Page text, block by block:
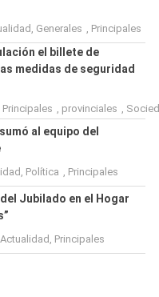
, Generales , Principales
el billete de
medidas de seguridad
Principales , provinciales ,
al equipo del
, Política , Principales
Jubilado en el Hogar
Actualidad , Principales